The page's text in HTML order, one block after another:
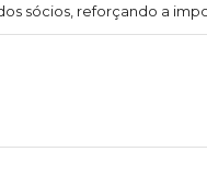
sócios, reforçando a